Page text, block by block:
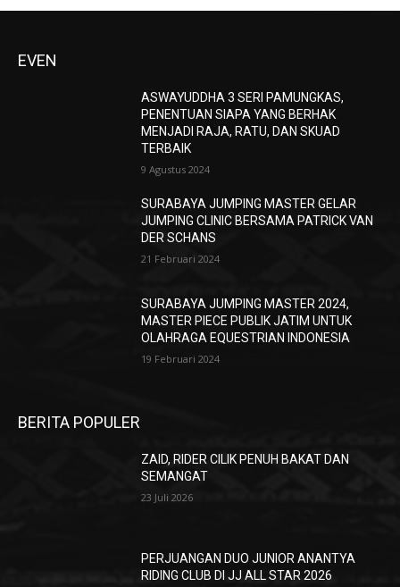
EVEN
ASWAYUDDHA 3 SERI PAMUNGKAS,
PENENTUAN SIAPA YANG BERHAK
MENJADI RAJA, RATU, DAN SKUAD
TERBAIK
9 Agustus 2024
SURABAYA JUMPING MASTER GELAR
JUMPING CLINIC BERSAMA PATRICK VAN
DER SCHANS
21 Februari 2024
SURABAYA JUMPING MASTER 2024,
MASTER PIECE PUBLIK JATIM UNTUK
OLAHRAGA EQUESTRIAN INDONESIA
19 Februari 2024
BERITA POPULER
ZAID, RIDER CILIK PENUH BAKAT DAN
SEMANGAT
23 Juli 2026
PERJUANGAN DUO JUNIOR ANANTYA
RIDING CLUB DI JJ ALL STAR 2026